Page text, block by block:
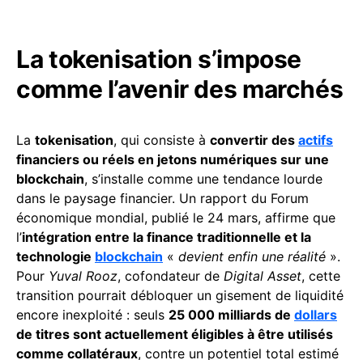
La tokenisation s’impose
comme l’avenir des marchés
La tokenisation, qui consiste à convertir des actifs
financiers ou réels en jetons numériques sur une
blockchain, s’installe comme une tendance lourde
dans le paysage financier. Un rapport du Forum
économique mondial, publié le 24 mars, affirme que
l’intégration entre la finance traditionnelle et la
technologie blockchain « devient enfin une réalité ».
Pour Yuval Rooz, cofondateur de Digital Asset, cette
transition pourrait débloquer un gisement de liquidité
encore inexploité : seuls 25 000 milliards de dollars
de titres sont actuellement éligibles à être utilisés
comme collatéraux, contre un potentiel total estimé